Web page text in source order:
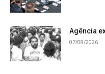
Agência
07/08/2026